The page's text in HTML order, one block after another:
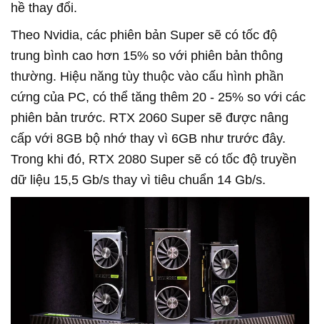
hề thay đổi.
Theo Nvidia, các phiên bản Super sẽ có tốc độ
trung bình cao hơn 15% so với phiên bản thông
thường. Hiệu năng tùy thuộc vào cấu hình phần
cứng của PC, có thể tăng thêm 20 - 25% so với các
phiên bản trước. RTX 2060 Super sẽ được nâng
cấp với 8GB bộ nhớ thay vì 6GB như trước đây.
Trong khi đó, RTX 2080 Super sẽ có tốc độ truyền
dữ liệu 15,5 Gb/s thay vì tiêu chuẩn 14 Gb/s.